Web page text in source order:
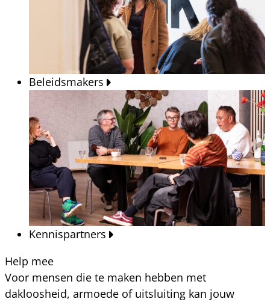
Beleidsmakers
Kennispartners
Help mee
Voor mensen die te maken hebben met
dakloosheid, armoede of uitsluiting kan jouw